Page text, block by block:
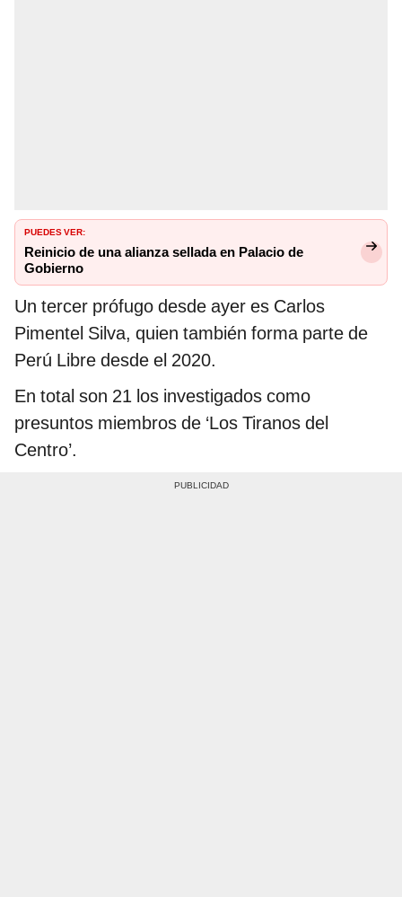
PUEDES VER:
Reinicio de una alianza sellada en Palacio de
Gobierno
Un tercer prófugo desde ayer es Carlos
Pimentel Silva, quien también forma parte de
Perú Libre desde el 2020.
En total son 21 los investigados como
presuntos miembros de ‘Los Tiranos del
Centro’.